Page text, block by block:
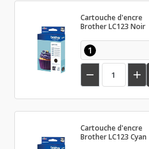
Cartouche d'encre
Brother LC123 Noir
1
 
Cartouche d'encre
Brother LC123 Cyan